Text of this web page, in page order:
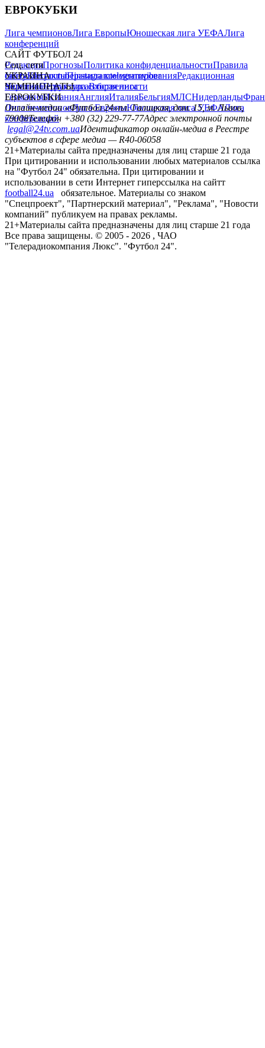
ЕВРОКУБКИ
Лига чемпионовЛига ЕвропыЮношеская лига УЕФАЛига
конференций
САЙТ ФУТБОЛ 24
РедакцияПрогнозыПолитика конфиденциальностиПравила
сайтуКонтактыПравила комментированияРедакционная
политикаСтруктура собственности
Соц. сети
facebookxyoutubeinstagramtelegramviber
УКРАИНА
УкраинаПервая лигаВторая лига
ЧЕМПИОНАТЫ
ГерманияИспанияАнглияИталияБельгияМЛСНидерланды
ЕВРОКУБКИ
Лига чемпионовЛига ЕвропыЮношеская лига УЕФАЛига
конференций
Онлайн-медиа «Футбол 24»пл. Галицкая, дом. 15, м. Львов,
79008Телефон +380 (32) 229-77-77Адрес электронной почты
legal@24tv.com.uaИдентификатор онлайн-медиа в Реестре
субъектов в сфере медиа — R40-06058
21+Материалы сайта предназначены для лиц старше 21 года
При цитировании и использовании любых материалов ссылка
на "Футбол 24" обязательна. При цитировании и
использовании в сети Интернет гиперссылка на сайтт
football24.ua
обязательное. Материалы со знаком
"Спецпроект", "Партнерский материал", "Реклама", "Новости
компаний" публикуем на правах рекламы.
21+Материалы сайта предназначены для лиц старше 21 года
Все права защищены. © 2005 - 2026 , ЧАО
"Телерадиокомпания Люкс". "Футбол 24".